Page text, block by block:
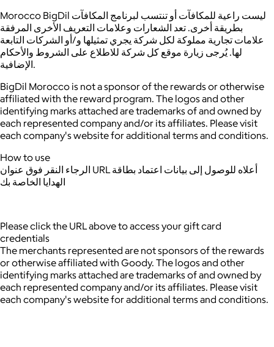
Morocco BigDil ليست راعية للمكافآت أو تنتسب لبرنامج المكافآت
بطريقة أخرى. تعد الشعارات وعلامات التعريف الأخرى المرفقة
علامات تجارية مملوكة لكل شركة يجري تمثيلها و/أو الشركات التابعة
لها. يُرجى زيارة موقع كل شركة للاطلاع على الشروط والأحكام
الإضافية.
BigDil Morocco is not a sponsor of the rewards or otherwise
affiliated with the reward program. The logos and other
identifying marks attached are trademarks of and owned by
each represented company and/or its affiliates. Please visit
each company's website for additional terms and conditions.
How to use
الرجاء النقر فوق عنوان URL أعلاه للوصول إلى بيانات اعتماد بطاقة
الهدايا الخاصة بك
Please click the URL above to access your gift card
credentials
The merchants represented are not sponsors of the rewards
or otherwise affiliated with Goody. The logos and other
identifying marks attached are trademarks of and owned by
each represented company and/or its affiliates. Please visit
each company's website for additional terms and conditions.